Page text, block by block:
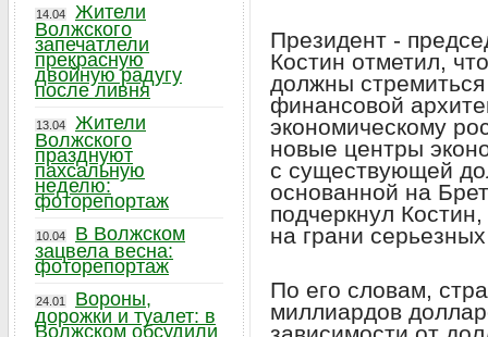
Президент -
Костин отметил,
должны
финансовой
экономическому
новые центры
с существующей
основанной на
подчеркнул
на грани
По его словам,
миллиардов
14.04
Жители
Волжского
запечатлели
прекрасную
двойную радугу
после ливня
13.04
Жители
Волжского
празднуют
пахсальную
неделю:
фоторепортаж
10.04
В Волжском
зацвела весна:
фоторепортаж
24.01
Вороны,
дорожки и туалет: в
Волжском обсудили